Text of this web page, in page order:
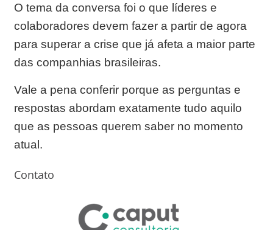
O tema da conversa foi o que líderes e
colaboradores devem fazer a partir de agora
para superar a crise que já afeta a maior parte
das companhias brasileiras.
Vale a pena conferir porque as perguntas e
respostas abordam exatamente tudo aquilo
que as pessoas querem saber no momento
atual.
Contato